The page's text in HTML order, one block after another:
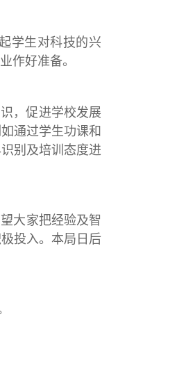
学生对科技的兴
作好准备。
，促进学校发展
通过学生功课和
别及培训态度进
大家把经验及智
投入。本局日后